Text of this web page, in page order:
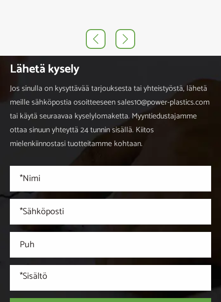
 
Lähetä kysely
Jos sinulla on kysyttävää tarjouksesta tai yhteistyöstä, lähetä
meille sähköpostia osoitteeseen sales10@power-plastics.com
tai käytä seuraavaa kyselylomaketta. Myyntiedustajamme
ottaa sinuun yhteyttä 24 tunnin sisällä. Kiitos
mielenkiinnostasi tuotteitamme kohtaan.